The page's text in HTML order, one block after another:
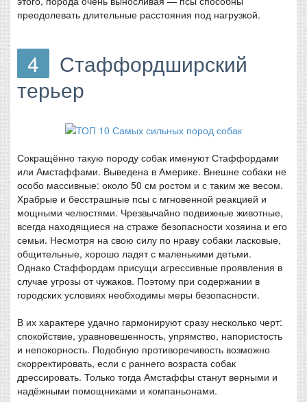
преодолевать длительные расстояния под нагрузкой.
4
Стаффордширский
терьер
Сокращённо такую породу собак именуют Стаффордами
или Амстаффами. Выведена в Америке. Внешне собаки не
особо массивные: около 50 см ростом и с таким же весом.
Храбрые и бесстрашные псы с мгновенной реакцией и
мощными челюстями. Чрезвычайно подвижные животные,
всегда находящиеся на страже безопасности хозяина и его
семьи. Несмотря на свою силу по нраву собаки ласковые,
общительные, хорошо ладят с маленькими детьми.
Однако Стаффордам присущи агрессивные проявления в
случае угрозы от чужаков. Поэтому при содержании в
городских условиях необходимы меры безопасности.
В их характере удачно гармонируют сразу несколько черт:
спокойствие, уравновешенность, упрямство, напористость
и непокорность. Подобную противоречивость возможно
скорректировать, если с раннего возраста собак
дрессировать. Только тогда Амстаффы станут верными и
надёжными помощниками и компаньонами.